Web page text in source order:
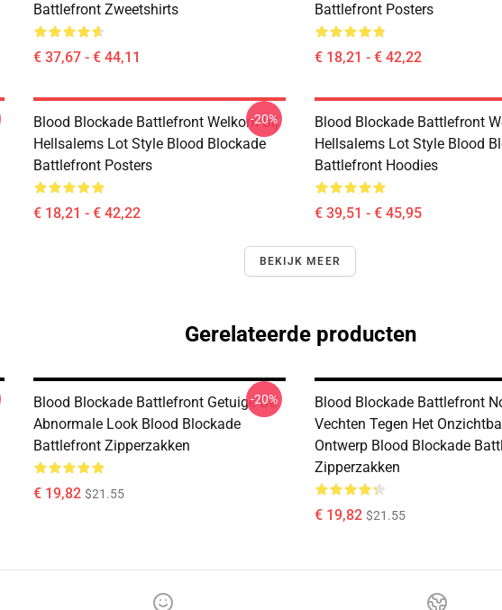
Battlefront Zweetshirts
€ 37,67 - € 44,11
Battlefront Posters
€ 18,21 - € 42,22
Blood Blockade Battlefront Welkom Bij
Hellsalems Lot Style Blood Blockade
Battlefront Posters
€ 18,21 - € 42,22
-20%
Blood Blockade Battlefront
Hellsalems Lot Style Blood
Battlefront Hoodies
€ 39,51 - € 45,95
BEKIJK MEER
Gerelateerde producten
Blood Blockade Battlefront Getuige De
Abnormale Look Blood Blockade
Battlefront Zipperzakken
€ 19,82 $21.55
-20%
Blood Blockade Battlefront
Vechten Tegen Het
Ontwerp Blood Blockade
Zipperzakken
€ 19,82 $21.55